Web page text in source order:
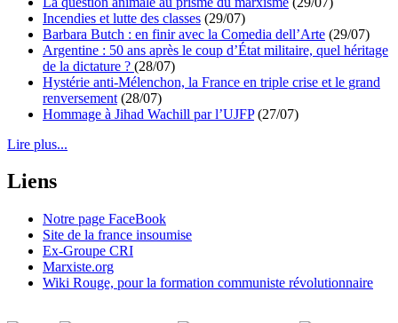
Incendies et lutte des classes (29/07)
Barbara Butch : en finir avec la Comedia dell’Arte (29/07)
Argentine : 50 ans après le coup d’État militaire, quel héritage
de la dictature ? (28/07)
Hystérie anti-Mélenchon, la France en triple crise et le grand
renversement (28/07)
Hommage à Jihad Wachill par l’UJFP(27/07)
Lire plus...
Liens
Notre page FaceBook
Site de la france insoumise
Ex-Groupe CRI
Marxiste.org
Wiki Rouge, pour la formation communiste révolutionnaire